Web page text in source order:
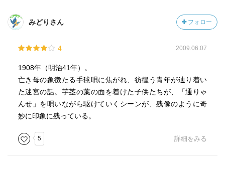
みどりさん フォロー
4 2009.06.07
1908年（明治41年）。
亡き母の象徴たる手毬唄に焦がれ、彷徨う青年が辿り着い
た迷宮の話。芋茎の葉の面を着けた子供たちが、「通りゃ
んせ」を唄いながら駆けていくシーンが、残像のように奇
妙に印象に残っている。
5 詳細をみる